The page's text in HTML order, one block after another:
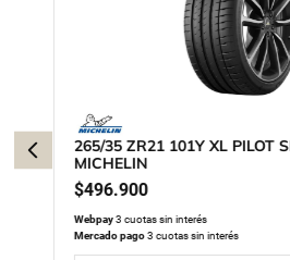
265/35 ZR21 101Y XL PILOT
MICHELIN
$496.900
Webpay3 cuotas sin interés
Mercado pago3 cuotas sin interés